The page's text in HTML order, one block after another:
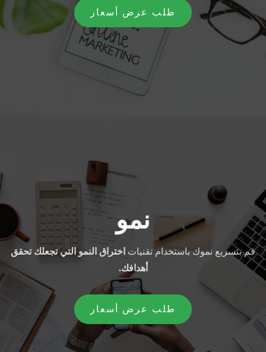
طلب عرض أسعار
نمو
قم بتسريع نموك باستخدام تقنيات اختراق النموالتي تجعلك تحقق
أهدافك.
طلب عرض أسعار